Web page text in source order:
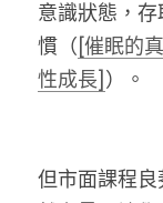
意識狀態，
慣（ [催眠的
性成長] ）。
但市面課程